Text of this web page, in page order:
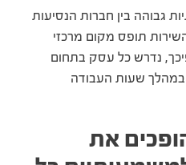
גבוהה בין חברות הנסיעות
תופס מקום מרכזי
נדרש כל עסק בתחום
במהלך שעות העבודה
את